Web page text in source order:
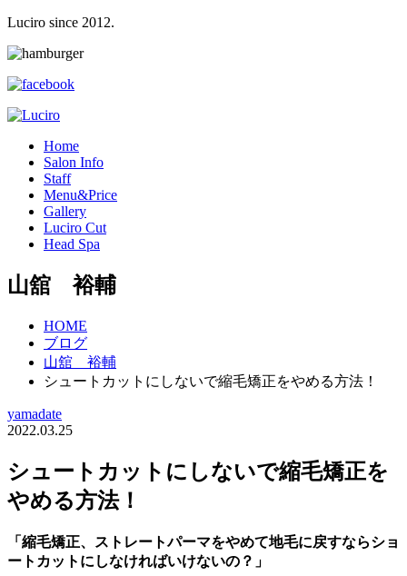
Luciro since 2012.
Home
Salon Info
Staff
Menu&Price
Gallery
Luciro Cut
Head Spa
山舘 裕輔
HOME
ブログ
山舘 裕輔
シュートカットにしないで縮毛矯正をやめる方法！
yamadate
2022.03.25
シュートカットにしないで縮毛矯正を
やめる方法！
「縮毛矯正、ストレートパーマをやめて地毛に戻すならショ
ートカットにしなければいけないの？」